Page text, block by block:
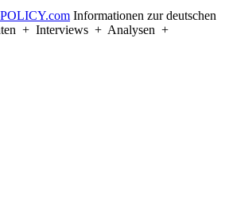
.com Informationen zur deutschen
+ Interviews + Analysen +